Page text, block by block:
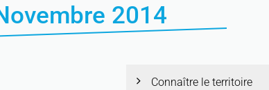
2014
Connaître le territoire